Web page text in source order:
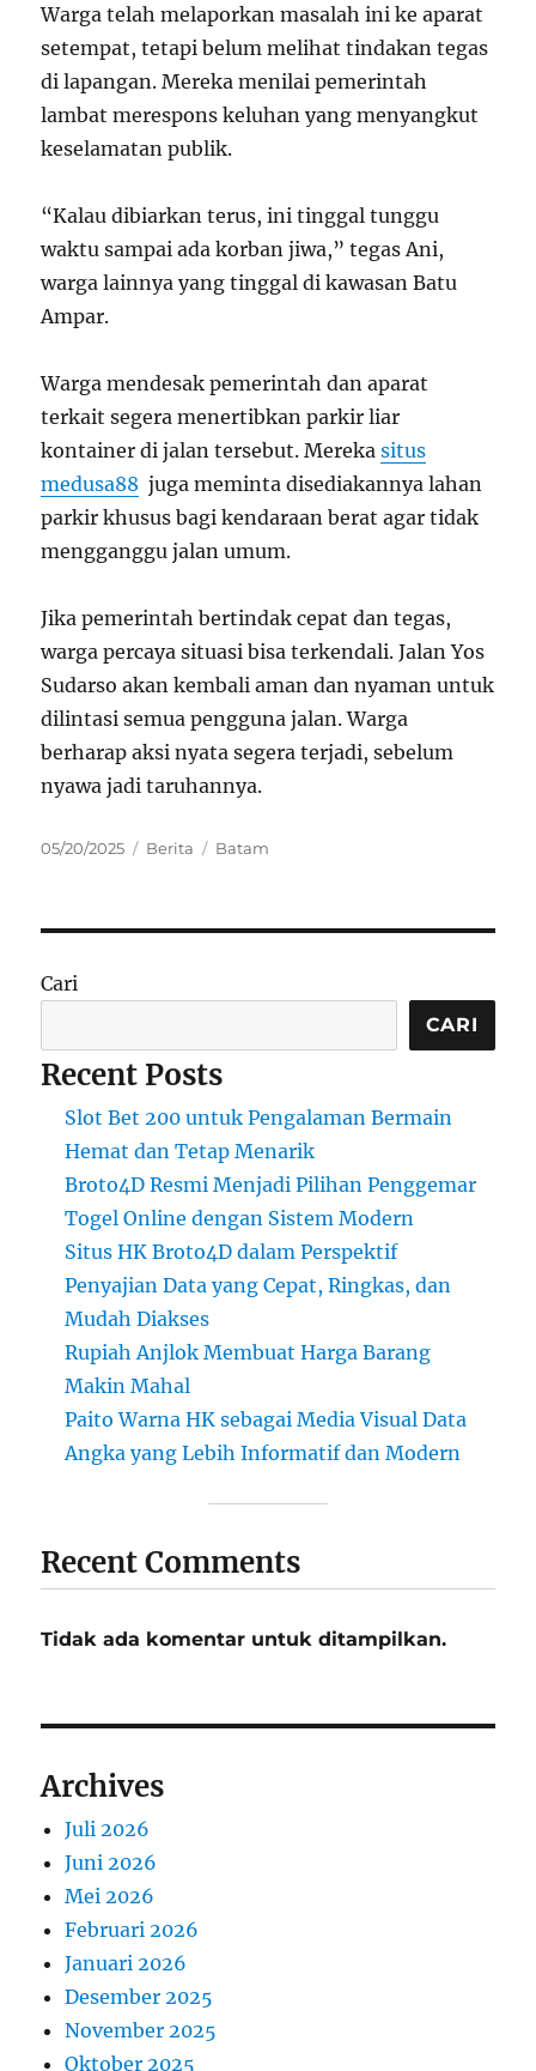
Warga telah melaporkan masalah ini ke aparat
setempat, tetapi belum melihat tindakan tegas
di lapangan. Mereka menilai pemerintah
lambat merespons keluhan yang menyangkut
keselamatan publik.
“Kalau dibiarkan terus, ini tinggal tunggu
waktu sampai ada korban jiwa,” tegas Ani,
warga lainnya yang tinggal di kawasan Batu
Ampar.
Warga mendesak pemerintah dan aparat
terkait segera menertibkan parkir liar
kontainer di jalan tersebut. Merekasitus
medusa88 juga meminta disediakannya lahan
parkir khusus bagi kendaraan berat agar tidak
mengganggu jalan umum.
Jika pemerintah bertindak cepat dan tegas,
warga percaya situasi bisa terkendali. Jalan Yos
Sudarso akan kembali aman dan nyaman untuk
dilintasi semua pengguna jalan. Warga
berharap aksi nyata segera terjadi, sebelum
nyawa jadi taruhannya.
Posted
05/20/2025 Categories
Berita Tags
Batam
Cari
CARI
Recent Posts
Slot Bet 200 untuk Pengalaman Bermain
Hemat dan Tetap Menarik
Broto4D Resmi Menjadi Pilihan Penggemar
Togel Online dengan Sistem Modern
Situs HK Broto4D dalam Perspektif
Penyajian Data yang Cepat, Ringkas, dan
Mudah Diakses
Rupiah Anjlok Membuat Harga Barang
Makin Mahal
Paito Warna HK sebagai Media Visual Data
Angka yang Lebih Informatif dan Modern
Recent Comments
Tidak ada komentar untuk ditampilkan.
Archives
Juli 2026
Juni 2026
Mei 2026
Februari 2026
Januari 2026
Desember 2025
November 2025
Oktober 2025